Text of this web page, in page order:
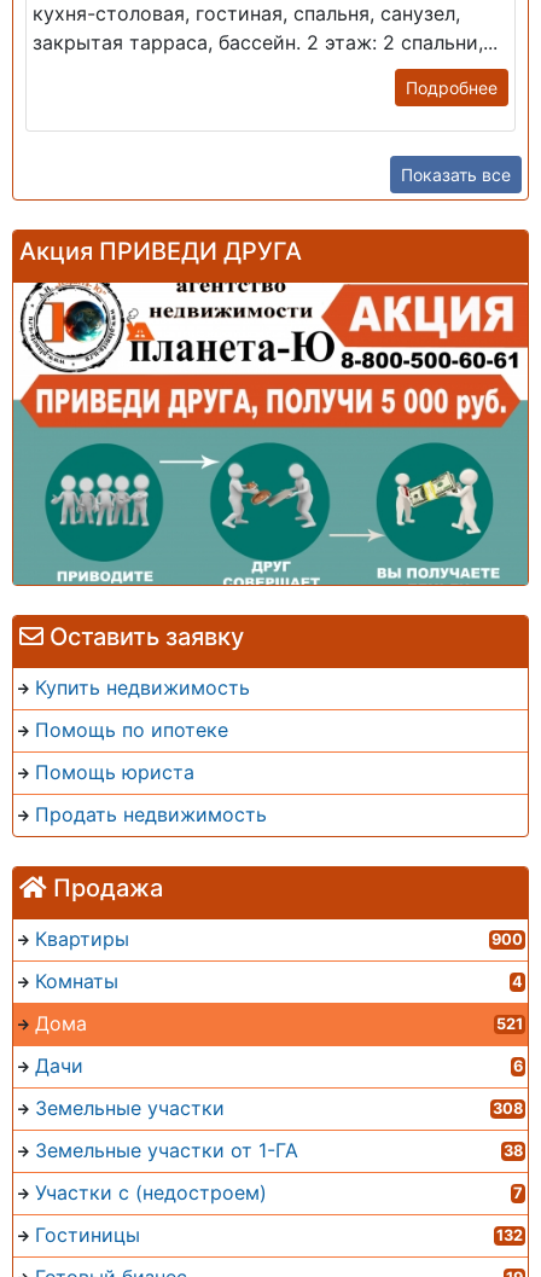
Оставить заявку
Купить недвижимость
Помощь по ипотеке
Помощь юриста
Продать недвижимость
Продажа
Квартиры 900
Комнаты 4
Дома 521
Дачи 6
Земельные участки 308
Земельные участки от 1-ГА 38
Участки с (недостроем) 7
Гостиницы 132
кухня-столовая, гостиная, спальня, санузел,
закрытая тарраса, бассейн. 2 этаж: 2 спальни,...
Подробнее
Показать все
Акция ПРИВЕДИ ДРУГА